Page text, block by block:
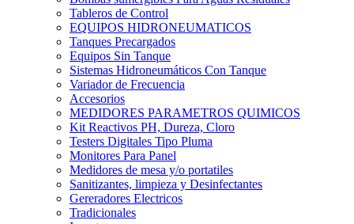
Tableros de Control
EQUIPOS HIDRONEUMATICOS
Tanques Precargados
Equipos Sin Tanque
Sistemas Hidroneumáticos Con Tanque
Variador de Frecuencia
Accesorios
MEDIDORES PARAMETROS QUIMICOS
Kit Reactivos PH, Dureza, Cloro
Testers Digitales Tipo Pluma
Monitores Para Panel
Medidores de mesa y/o portatiles
Sanitizantes, limpieza y Desinfectantes
Gereradores Electricos
Tradicionales